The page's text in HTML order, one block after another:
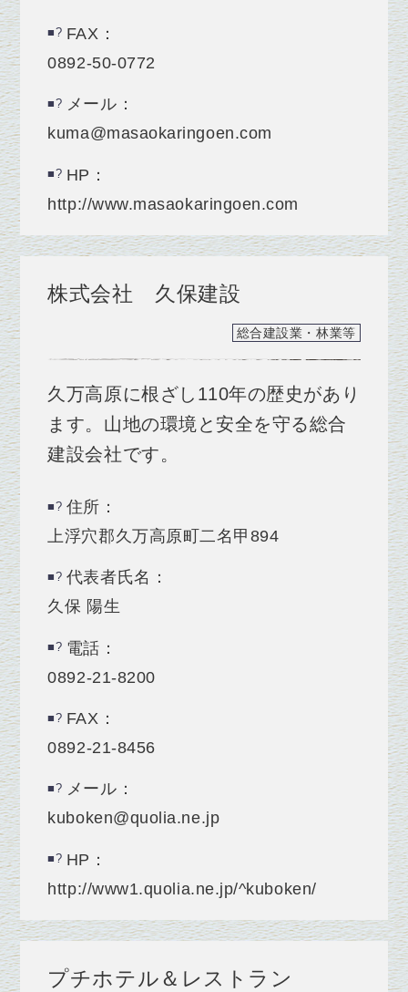
FAX：
0892-50-0772
メール：
kuma@masaokaringoen.com
HP：
http://www.masaokaringoen.com
株式会社 久保建設
総合建設業・林業等
久万高原に根ざし110年の歴史があり
ます。山地の環境と安全を守る総合
建設会社です。
住所：
上浮穴郡久万高原町二名甲894
代表者氏名：
久保 陽生
電話：
0892-21-8200
FAX：
0892-21-8456
メール：
kuboken@quolia.ne.jp
HP：
http://www1.quolia.ne.jp/^kuboken/
プチホテル＆レストラン